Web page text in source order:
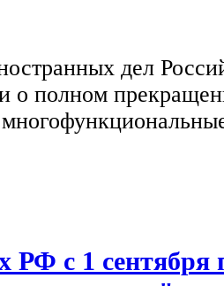
дел
о полном
РФ с 1 сентября